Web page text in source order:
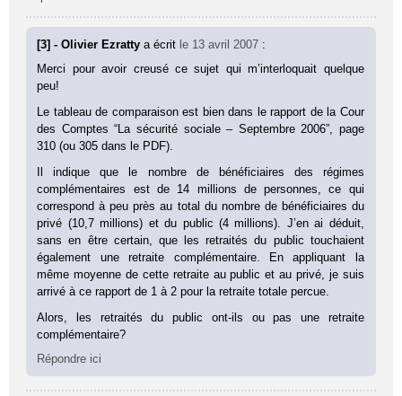
[3] - Olivier Ezrattya écrit le 13 avril 2007 :
Merci pour avoir creusé ce sujet qui m’interloquait quelque
peu!
Le tableau de comparaison est bien dans le rapport de la Cour
des Comptes “La sécurité sociale – Septembre 2006”, page
310 (ou 305 dans le PDF).
Il indique que le nombre de bénéficiaires des régimes
complémentaires est de 14 millions de personnes, ce qui
correspond à peu près au total du nombre de bénéficiaires du
privé (10,7 millions) et du public (4 millions). J’en ai déduit,
sans en être certain, que les retraités du public touchaient
également une retraite complémentaire. En appliquant la
même moyenne de cette retraite au public et au privé, je suis
arrivé à ce rapport de 1 à 2 pour la retraite totale percue.
Alors, les retraités du public ont-ils ou pas une retraite
complémentaire?
Répondre ici